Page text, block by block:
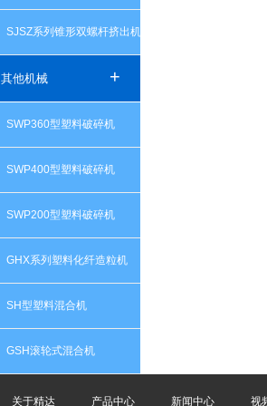
SJSZ系列锥形双螺杆挤出机
其他机械 +
SWP360型塑料破碎机
SWP400型塑料破碎机
SWP200型塑料破碎机
GHX系列塑料化纤造粒机
SH型塑料混合机
GSH滚轮式混合机
关于精达 产品中心 新闻中心 视